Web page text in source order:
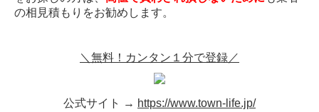
の相見積もりをお勧めします。
＼無料！カンタン１分で登録／
公式サイト → https://www.town-life.jp/